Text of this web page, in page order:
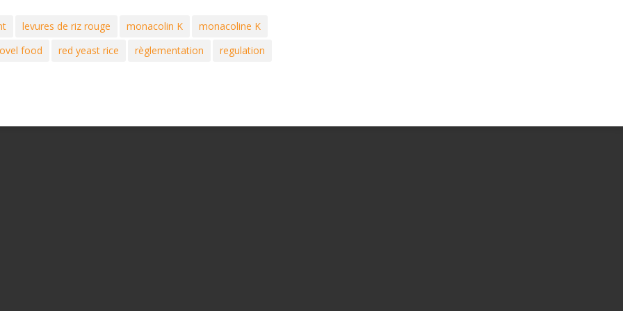
levures de riz rouge monacolin K
monacoline K
food red yeast rice règlementation regulation